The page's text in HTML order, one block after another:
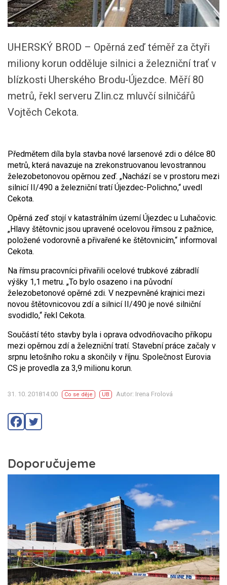
UHERSKÝ BROD – Opěrná zeď téměř za čtyři
miliony korun odděluje silnici a železniční trať v
blízkosti Uherského Brodu-Újezdce. Měří 80
metrů, řekl serveru Zlin.cz mluvčí silničářů
Vojtěch Cekota.
Předmětem díla byla stavba nové larsenové zdi o délce 80
metrů, která navazuje na zrekonstruovanou levostrannou
železobetonovou opěrnou zeď. „Nachází se v prostoru mezi
silnicí II/490 a železniční tratí Újezdec-Polichno,“ uvedl
Cekota.
Opěrná zeď stojí v katastrálním území Újezdec u Luhačovic.
„Hlavy štětovnic jsou upravené ocelovou římsou z pažnice,
položené vodorovně a přivařené ke štětovnicím,“ informoval
Cekota.
Na římsu pracovníci přivařili ocelové trubkové zábradlí
výšky 1,1 metru. „To bylo osazeno i na původní
železobetonové opěrné zdi. V nezpevněné krajnici mezi
novou štětovnicovou zdí a silnicí II/490 je nové silniční
svodidlo,“ řekl Cekota.
Součástí této stavby byla i oprava odvodňovacího příkopu
mezi opěrnou zdí a železniční tratí. Stavební práce začaly v
srpnu letošního roku a skončily v říjnu. Společnost Eurovia
CS je provedla za 3,9 milionu korun.
31. 10. 201814:00 Co se děje UB Autor: Irena Frolová